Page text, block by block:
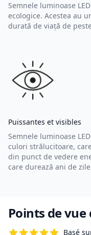
Semnele luminoase
ecologice. Acestea au
durată de viață de
Puissantes et visibles
Semnele luminoase
culori strălucitoare,
din punct de vedere
care durează ani de
Points de vue
Basé